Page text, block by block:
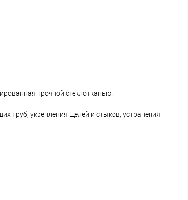
прочной стеклотканью.
труб, укрепления щелей и стыков, устранения